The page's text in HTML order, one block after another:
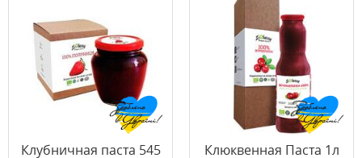
Клубничная паста 545
Клюквенная Паста 1л